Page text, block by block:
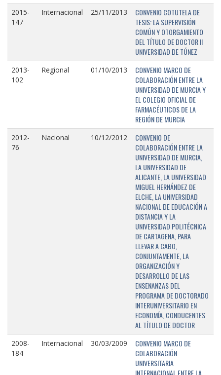
2015-
147
Internacional 25/11/2013
CONVENIO COTUTELA DE
TESIS: LA SUPERVISIÓN
COMÚN Y OTORGAMIENTO
DEL TÍTULO DE DOCTOR II
UNIVERSIDAD DE TÚNEZ
2013-
102
Regional 01/10/2013
CONVENIO MARCO DE
COLABORACIÓN ENTRE LA
UNIVERSIDAD DE MURCIA Y
EL COLEGIO OFICIAL DE
FARMACÉUTICOS DE LA
REGIÓN DE MURCIA
2012-
76
Nacional 10/12/2012
CONVENIO DE
COLABORACIÓN ENTRE LA
UNIVERSIDAD DE MURCIA,
LA UNIVERSIDAD DE
ALICANTE, LA UNIVERSIDAD
MIGUEL HERNÁNDEZ DE
ELCHE, LA UNIVERSIDAD
NACIONAL DE EDUCACIÓN A
DISTANCIA Y LA
UNIVERSIDAD POLITÉCNICA
DE CARTAGENA, PARA
LLEVAR A CABO,
CONJUNTAMENTE, LA
ORGANIZACIÓN Y
DESARROLLO DE LAS
ENSEÑANZAS DEL
PROGRAMA DE DOCTORADO
INTERUNIVERSITARIO EN
ECONOMÍA, CONDUCENTES
AL TÍTULO DE DOCTOR
2008-
184
Internacional 30/03/2009
CONVENIO MARCO DE
COLABORACIÓN
UNIVERSITARIA
INTERNACIONAL ENTRE LA